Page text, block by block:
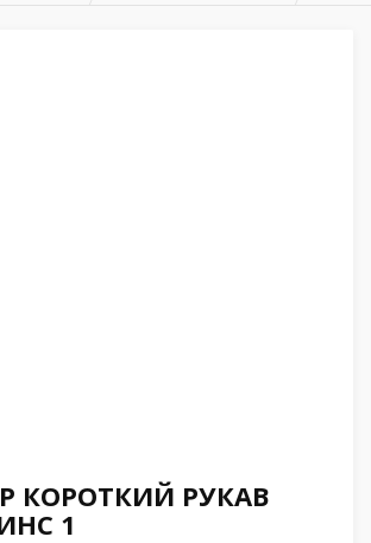
КОРОТКИЙ РУКАВ
1